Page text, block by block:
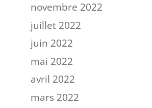
novembre 2022
juillet 2022
juin 2022
mai 2022
avril 2022
mars 2022